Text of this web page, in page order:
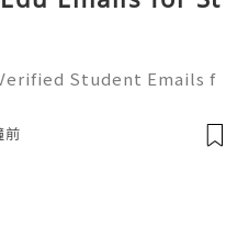
Student Emails f
Telegram: @acckingu
2410223 🌍
前